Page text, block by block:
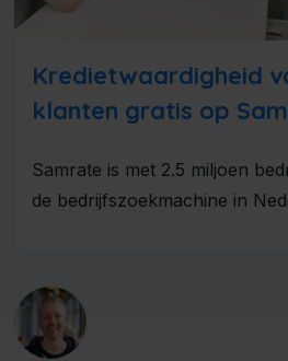
Kredietwaardigheid
klanten gratis op
Samrate is met 2.5 miljoen
de bedrijfszoekmachine in